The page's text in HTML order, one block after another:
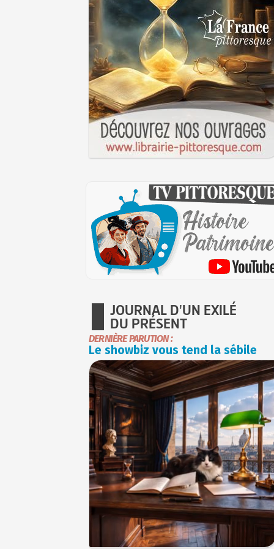
JOURNAL D'UN EXILÉ
DU PRÉSENT
DERNIÈRE PARUTION :
Le showbiz vous tend la sébile